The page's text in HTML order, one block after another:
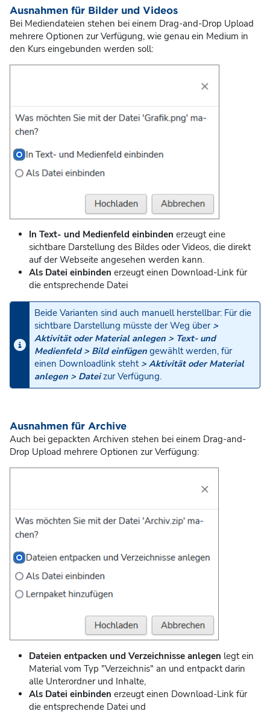
Ausnahmen für Bilder und Videos
Bei Mediendateien stehen bei einem Drag-and-Drop Upload
mehrere Optionen zur Verfügung, wie genau ein Medium in
den Kurs eingebunden werden soll:
In Text- und Medienfeld einbinden erzeugt eine
sichtbare Darstellung des Bildes oder Videos, die direkt
auf der Webseite angesehen werden kann.
Als Datei einbinden erzeugt einen Download-Link für
die entsprechende Datei
Beide Varianten sind auch manuell herstellbar: Für die
sichtbare Darstellung müsste der Weg über >
Aktivität oder Material anlegen > Text- und
Medienfeld > Bild einfügen gewählt werden, für
einen Downloadlink steht > Aktivität oder Material
anlegen > Dateizur Verfügung.
Ausnahmen für Archive
Auch bei gepackten Archiven stehen bei einem Drag-and-
Drop Upload mehrere Optionen zur Verfügung:
Dateien entpacken und Verzeichnisse anlegen legt ein
Material vom Typ "Verzeichnis" an und entpackt darin
alle Unterordner und Inhalte,
Als Datei einbinden erzeugt einen Download-Link für
die entsprechende Datei und